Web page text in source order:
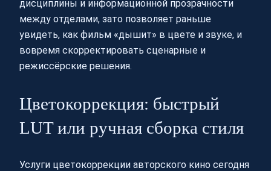
дисциплины и информационной прозрачности
между отделами, зато позволяет раньше
увидеть, как фильм «дышит» в цвете и звуке, и
вовремя скорректировать сценарные и
режиссёрские решения.
Цветокоррекция: быстрый
LUT или ручная сборка стиля
Услуги цветокоррекции авторского кино сегодня